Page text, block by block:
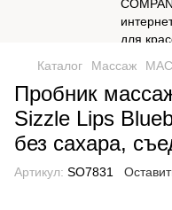
Каталог Массаж
Пробник
Sizzle Lips
без сахара,
Артикул: SO7831